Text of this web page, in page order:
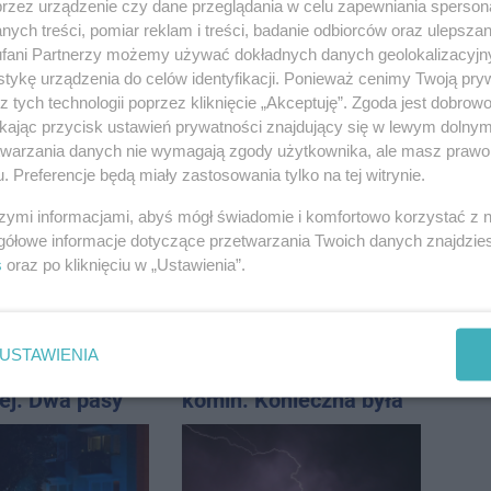
Na słupie
ciało
Jest wykonawca
remontu dachu sali
na
Dwa pasy
przyczepa od
komin. Konieczna była
interwencja strażaków
urządzenie czy dane przeglądania w celu zapewniania
treści, pomiar reklam i treści, badanie odbiorców oraz
Partnerzy możemy używać dokładnych danych
urządzenia do celów identyfikacji. Ponieważ cenimy Twoją
tych technologii poprzez kliknięcie „Akceptuję”. Zgoda jest
przycisk ustawień prywatności znajdujący się w lewym
danych nie wymagają zgody użytkownika, ale masz
Preferencje będą miały zastosowania tylko na tej witrynie.
informacjami, abyś mógł świadomie i komfortowo korzystać z
informacje dotyczące przetwarzania Twoich danych
oraz po kliknięciu w „Ustawienia”.
USTAWIENIA